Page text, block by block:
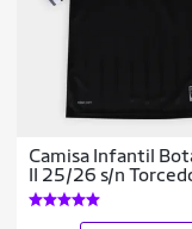
Camisa Infantil
II 25/26 s/n
Reebok